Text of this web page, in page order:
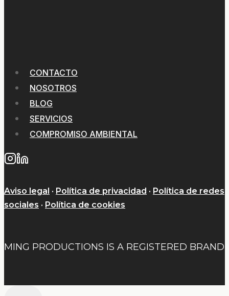
CONTACTO
NOSOTROS
BLOG
SERVICIOS
COMPROMISO AMBIENTAL
Aviso legal · Política de privacidad · Política de redes
sociales · Política de cookies
MING PRODUCTIONS IS A REGISTERED BRAND